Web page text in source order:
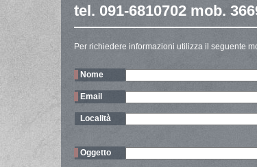
tel. 091-6810702 mob.
Per richiedere informazioni utilizza il seguente
Nome
Email
Località
Oggetto